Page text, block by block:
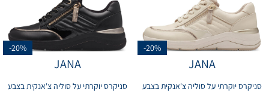
-20%
JANA
סניקרס יוקרתי על סוליה צ'אנקית בצבע
-20%
JANA
סניקרס יוקרתי על סוליה צ'אנקית בצבע